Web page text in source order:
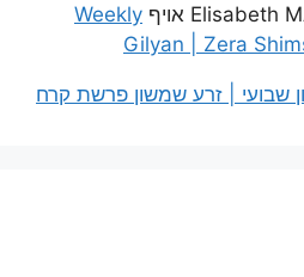
Elisabeth אויף Weekly
Gilyan | Zera
שבועי | זרע שמשון פרשת קרח